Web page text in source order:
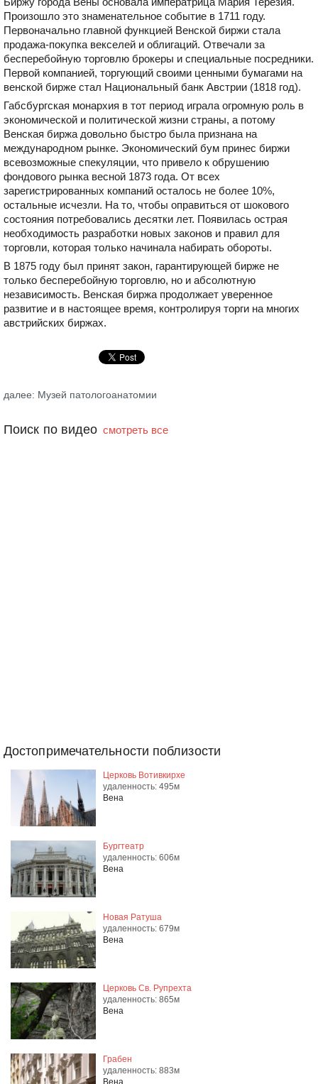
Произошло это знаменательное событие в 1711 году.
Первоначально главной функцией Венской биржи стала
продажа-покупка векселей и облигаций. Отвечали за
бесперебойную торговлю брокеры и специальные посредники.
Первой компанией, торгующий своими ценными бумагами на
венской бирже стал Национальный банк Австрии (1818 год).
Габсбургская монархия в тот период играла огромную роль в
экономической и политической жизни страны, а потому
Венская биржа довольно быстро была признана на
международном рынке. Экономический бум принес биржи
всевозможные спекуляции, что привело к обрушению
фондового рынка весной 1873 года. От всех
зарегистрированных компаний осталось не более 10%,
остальные исчезли. На то, чтобы оправиться от шокового
состояния потребовались десятки лет. Появилась острая
необходимость разработки новых законов и правил для
торговли, которая только начинала набирать обороты.
В 1875 году был принят закон, гарантирующей бирже не
только бесперебойную торговлю, но и абсолютную
независимость. Венская биржа продолжает уверенное
развитие и в настоящее время, контролируя торги на многих
австрийских биржах.
далее: Музей патологоанатомии
Поиск по видео смотреть все
Достопримечательности поблизости
Церковь Вотивкирхе
удаленность: 495м
Вена
Бургтеатр
удаленность: 606м
Вена
Новая Ратуша
удаленность: 679м
Вена
Церковь Св. Рупрехта
удаленность: 865м
Вена
Грабен
удаленность: 883м
Вена